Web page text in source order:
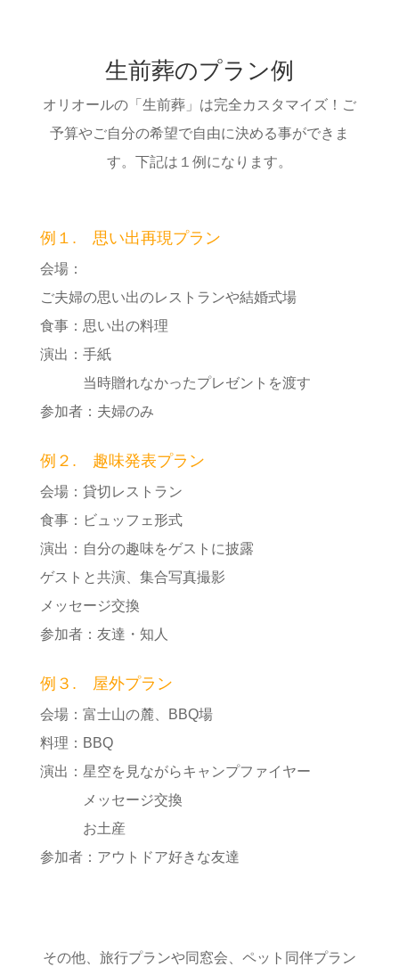
生前葬のプラン例
オリオールの「生前葬」は完全カスタマイズ！ご
予算やご自分の希望で自由に決める事ができま
す。下記は１例になります。
例１. 思い出再現プラン
会場：
ご夫婦の思い出のレストランや結婚式場
食事：思い出の料理
演出：手紙
当時贈れなかったプレゼントを渡す
参加者：夫婦のみ
例２. 趣味発表プラン
会場：貸切レストラン
食事：ビュッフェ形式
演出：自分の趣味をゲストに披露
ゲストと共演、集合写真撮影
メッセージ交換
参加者：友達・知人
例３. 屋外プラン
会場：富士山の麓、BBQ場
料理：BBQ
演出：星空を見ながらキャンプファイヤー
メッセージ交換
お土産
参加者：アウトドア好きな友達
その他、旅行プランや同窓会、ペット同伴プラン